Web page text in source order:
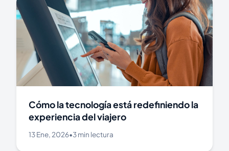
Cómo la tecnología está redefiniendo la
experiencia del viajero
13 Ene, 2026•3 min lectura